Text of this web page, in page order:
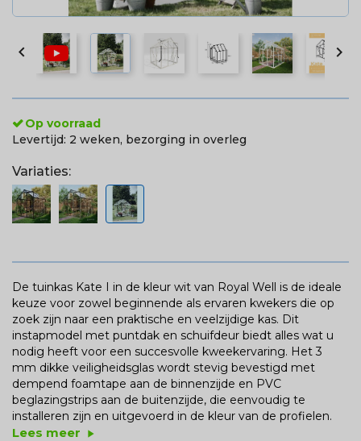
 
Op voorraad
Levertijd: 2 weken, bezorging in overleg
Variaties:
De tuinkas Kate I in de kleur wit van Royal Well is de ideale
keuze voor zowel beginnende als ervaren kwekers die op
zoek zijn naar een praktische en veelzijdige kas. Dit
instapmodel met puntdak en schuifdeur biedt alles wat u
nodig heeft voor een succesvolle kweekervaring. Het 3
mm dikke veiligheidsglas wordt stevig bevestigd met
dempend foamtape aan de binnenzijde en PVC
beglazingstrips aan de buitenzijde, die eenvoudig te
installeren zijn en uitgevoerd in de kleur van de profielen.
Lees meer play_arrow